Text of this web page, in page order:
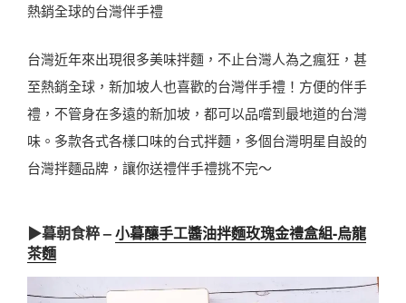
熱銷全球的台灣伴手禮
台灣近年來出現很多美味拌麵，不止台灣人為之瘋狂，甚
至熱銷全球，新加坡人也喜歡的台灣伴手禮！方便的伴手
禮，不管身在多遠的新加坡，都可以品嚐到最地道的台灣
味。多款各式各樣口味的台式拌麵，多個台灣明星自設的
台灣拌麵品牌，讓你送禮伴手禮挑不完～
▶暮朝食粹 –小暮釀手工醬油拌麵玫瑰金禮盒組-烏龍
茶麵